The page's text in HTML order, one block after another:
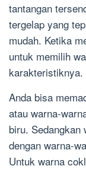
tantangan
tergelap yang
mudah. Ketika
untuk memilih
karakteristiknya.
Anda bisa
atau warna-
biru. Sedangkan
dengan warna-
Untuk warna